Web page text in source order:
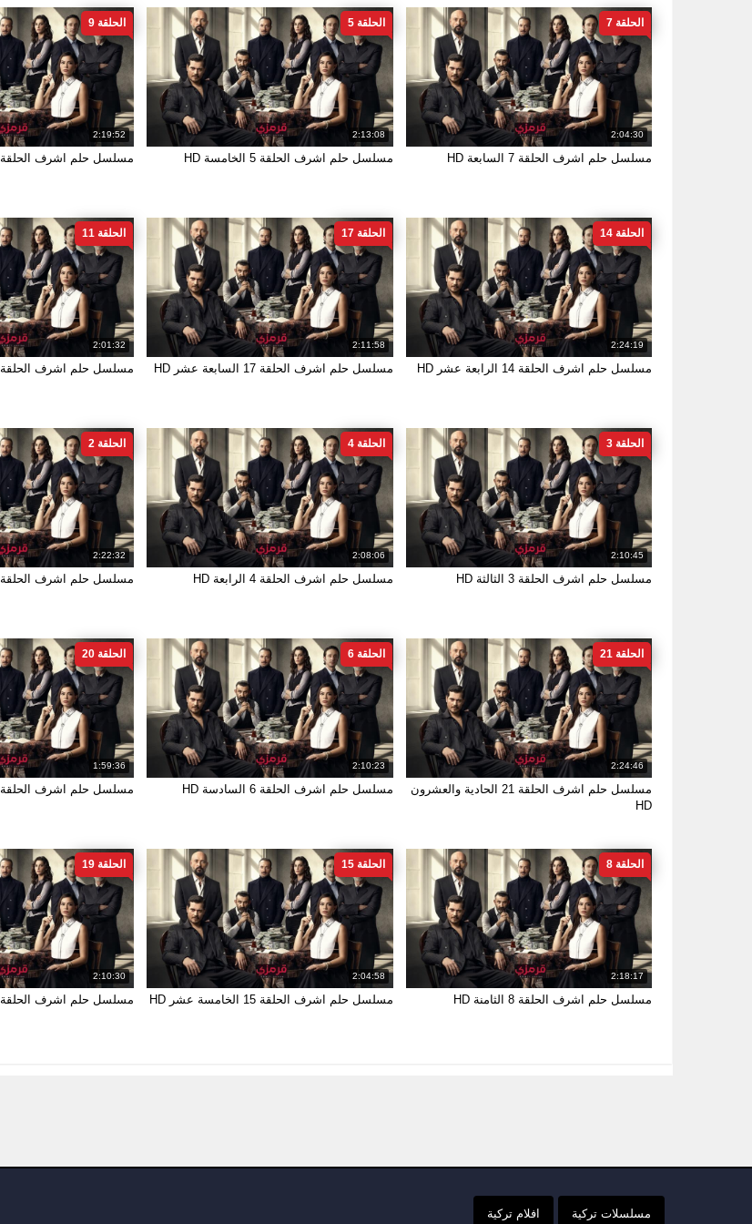
2:04:30
الحلقة 7
مسلسل حلم اشرف الحلقة 7 السابعة HD
2:13:08
الحلقة 5
مسلسل حلم اشرف الحلقة 5 الخامسة HD
2:19:52
الحلقة 9
مسلسل حلم اشرف الحلقة 9 التاسعة HD
2:24:19
الحلقة 14
مسلسل حلم اشرف الحلقة 14 الرابعة عشر HD
2:11:58
الحلقة 17
مسلسل حلم اشرف الحلقة 17 السابعة عشر HD
2:01:32
الحلقة 11
مسلسل حلم اشرف الحلقة 11 الحادية عشر HD
2:10:45
الحلقة 3
مسلسل حلم اشرف الحلقة 3 الثالثة HD
2:08:06
الحلقة 4
مسلسل حلم اشرف الحلقة 4 الرابعة HD
2:22:32
الحلقة 2
مسلسل حلم اشرف الحلقة 2 الثانية HD
2:24:46
الحلقة 21
مسلسل حلم اشرف الحلقة 21 الحادية والعشرون
HD
2:10:23
الحلقة 6
مسلسل حلم اشرف الحلقة 6 السادسة HD
1:59:36
الحلقة 20
مسلسل حلم اشرف الحلقة 20 العشرون HD
2:18:17
الحلقة 8
مسلسل حلم اشرف الحلقة 8 الثامنة HD
2:04:58
الحلقة 15
مسلسل حلم اشرف الحلقة 15 الخامسة عشر HD
2:10:30
الحلقة 19
مسلسل حلم اشرف الحلقة 19 التاسعة عشر HD
مسلسلات تركية افلام تركية